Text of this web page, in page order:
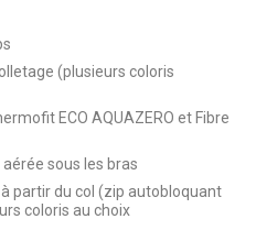
(plusieurs coloris
ECO AQUAZERO et Fibre
sous les bras
partir du col (zip autobloquant
coloris au choix